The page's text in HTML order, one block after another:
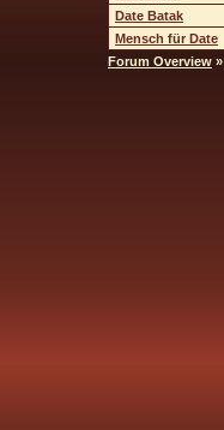
Date Batak
Mensch für Date
Forum Overview »